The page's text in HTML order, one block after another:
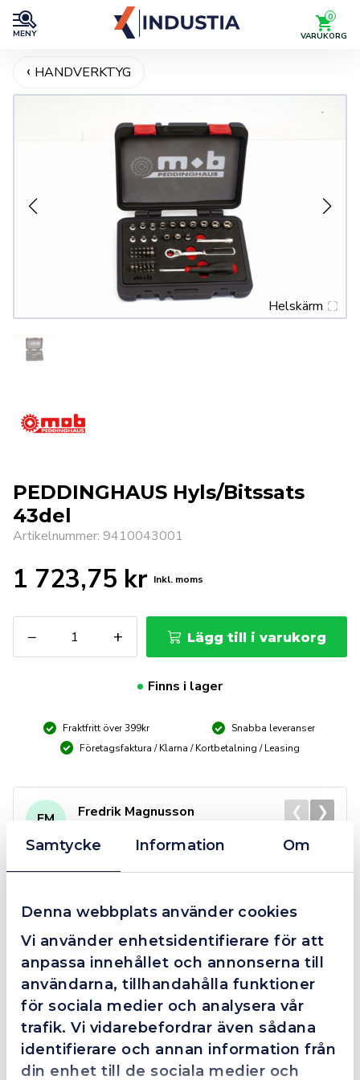
Samtycke Information Om
Denna webbplats använder cookies
Vi använder enhetsidentifierare för att
anpassa innehållet och annonserna till
användarna, tillhandahålla funktioner
för sociala medier och analysera vår
trafik. Vi vidarebefordrar även sådana
identifierare och annan information från
din enhet till de sociala medier och
MENY
0
VARUKORG
HANDVERKTYG
Helskärm
PEDDINGHAUS Hyls/Bitssats
43del
Artikelnummer: 9410043001
1 723,75 kr Inkl. moms
−
Hyls/Bitssats
43del
+ Lägg till i varukorg
Finns i lager
Fraktfritt över 399kr
Snabba leveranser
Företagsfaktura / Klarna / Kortbetalning / Leasing
FM
Fredrik Magnusson
Grym service!
Dom här grabbarna är definitionen av serviceminded.
Trots en billigare order, som det blev lite strul med,
så agerade dom blixtsnabbt och löste det långt över
förväntan. Hade kontakt med Alexander, som förtjänar
en extra guldstjärna.
❮ ❯